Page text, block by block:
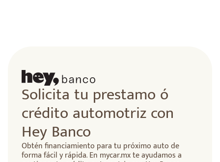
Solicita tu prestamo ó
crédito automotriz con
Hey Banco
Obtén financiamiento para tu próximo auto de
forma fácil y rápida. En mycar.mx te ayudamos a